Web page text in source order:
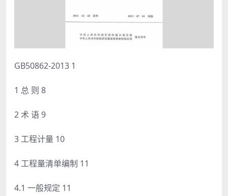
GB50862-2013 1
1 总 则 8
2 术 语 9
3 工程计量 10
4 工程量清单编制 11
4.1 一般规定 11